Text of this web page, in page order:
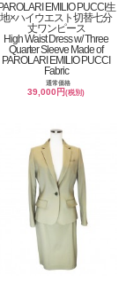
PAROLARI EMILIO PUCCI生
地×ハイウエスト切替七分
丈ワンピース
High Waist Dress w/ Three
Quarter Sleeve Made of
PAROLARI EMILIO PUCCI
Fabric
通常価格
39,000円(税別)